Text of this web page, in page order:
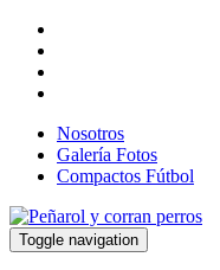
Nosotros
Galería Fotos
Compactos Fútbol
Toggle navigation